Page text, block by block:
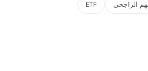
الراجحي ETF